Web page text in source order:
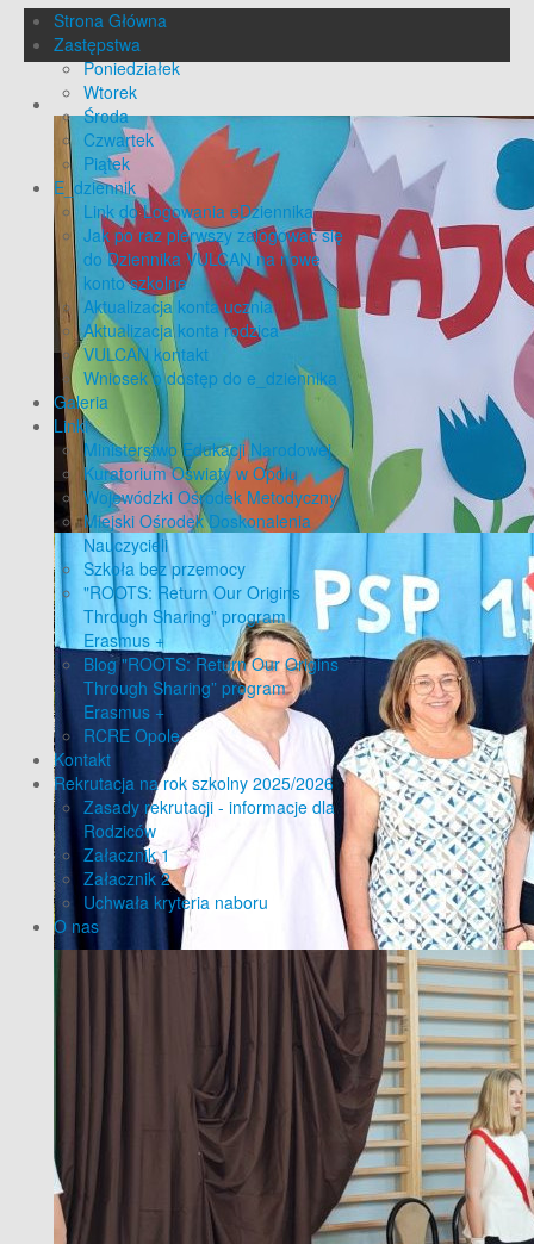
Strona Główna
Zastępstwa
Poniedziałek
Wtorek
Środa
Czwartek
Piątek
E_dziennik
Link do Logowania eDziennika
Jak po raz pierwszy zalogować się
do Dziennika VULCAN na nowe
konto szkolne
Aktualizacja konta ucznia
Aktualizacja konta rodzica
VULCAN kontakt
Wniosek o dostęp do e_dziennika
Galeria
Linki
Ministerstwo Edukacji Narodowej
Kuratorium Oświaty w Opolu
Wojewódzki Ośrodek Metodyczny
Miejski Ośrodek Doskonalenia
Nauczycieli
Szkoła bez przemocy
"ROOTS: Return Our Origins
Through Sharing” program
Erasmus +
Blog "ROOTS: Return Our Origins
Through Sharing” program
Erasmus +
RCRE Opole
Kontakt
Rekrutacja na rok szkolny 2025/2026
Zasady rekrutacji - informacje dla
Rodziców
Załacznik 1
Załacznik 2
Uchwała kryteria naboru
O nas